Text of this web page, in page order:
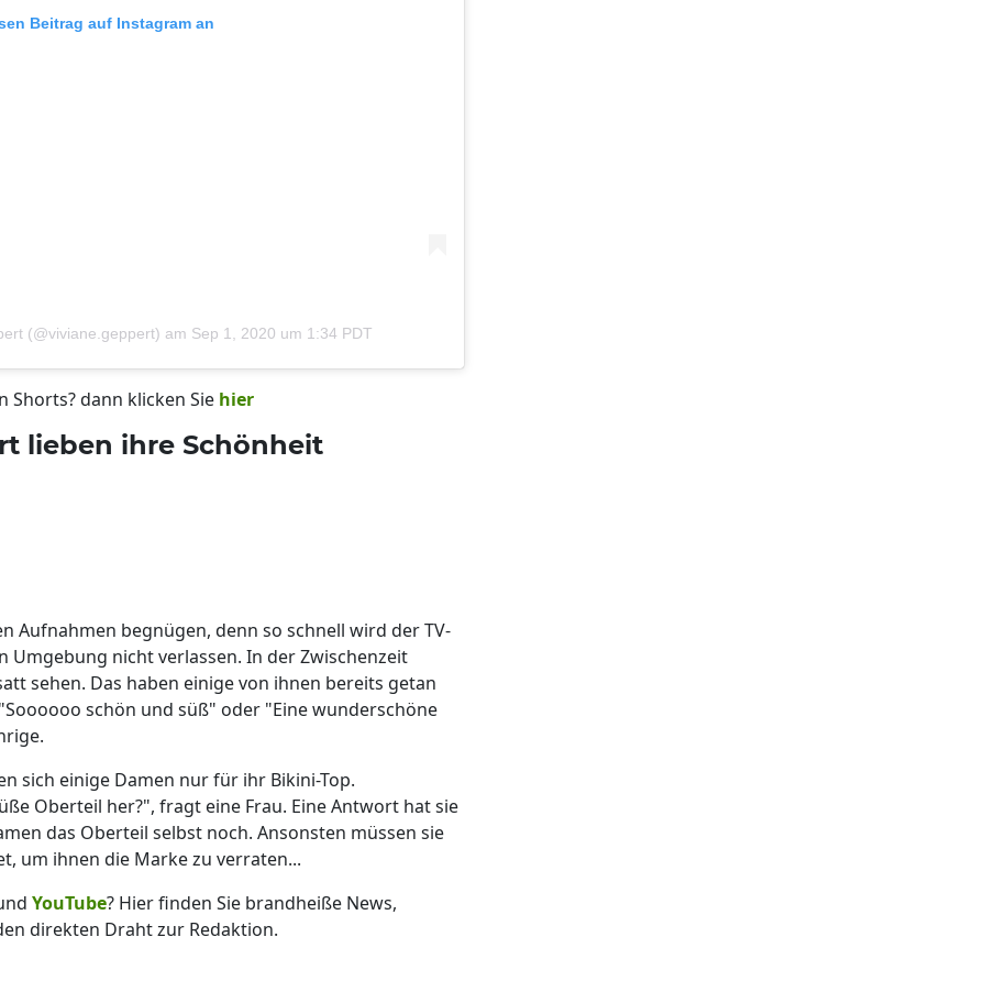
Beitrag auf Instagram an
(@viviane.geppert) am Sep 1, 2020 um 1:34 PDT
Shorts? dann klicken Sie hier
lieben ihre Schönheit
Aufnahmen begnügen, denn so schnell wird der TV-
Umgebung nicht verlassen. In der Zwischenzeit
sehen. Das haben einige von ihnen bereits getan
schön und süß" oder "Eine wunderschöne
sich einige Damen nur für ihr Bikini-Top.
Oberteil her?", fragt eine Frau. Eine Antwort hat sie
das Oberteil selbst noch. Ansonsten müssen sie
um ihnen die Marke zu verraten...
YouTube? Hier finden Sie brandheiße News,
direkten Draht zur Redaktion.